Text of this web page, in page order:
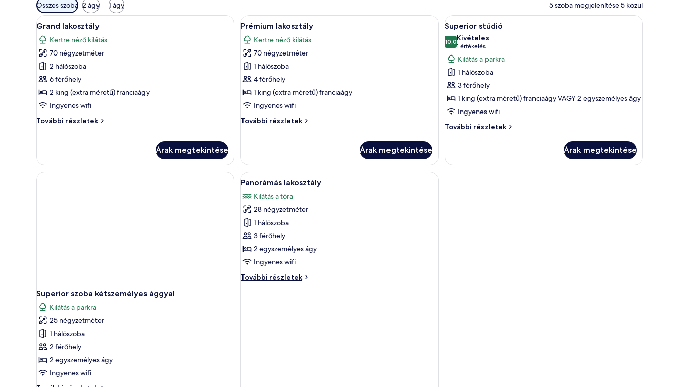
rendelkezésre
álló
szűrők
Összes szoba 2 ágy 1 ágy 5 szoba megjelenítése 5 közül
A
következő
szoba
összes
képének
megtekintése:
Grand
lakosztály
Egy modern nappali, amelyben van egy kanapé, egy dohányasztal és egy étkezőasztal. A falra van szerelve egy televízió, az asztalon pedig egy laptop található.
8
Grand lakosztály
Kertre néző kilátás
70 négyzetméter
2 hálószoba
6 férőhely
2 king (extra méretű) franciaágy
Ingyenes wifi
További részletek
Grand
Árak megtekintése
A
következő
szoba
összes
képének
megtekintése:
Prémium
lakosztály
Egy modern szállodai szoba, amelyben egy nagy ágy, a falra szerelt televízió és egy tolóajtós üvegportál
14
Prémium lakosztály
Kertre néző kilátás
70 négyzetméter
1 hálószoba
4 férőhely
1 king (extra méretű) franciaágy
Ingyenes wifi
További részletek
Prémium
Árak megtekintése
A
következő
szoba
összes
képének
megtekintése:
Superior
stúdió
Egy modern hálószoba, amelyben egy
6
Superior stúdió
10,010-ből 10,0
Kivételes
1 értékelés
(1
értékelés)
Kilátás a parkra
1 hálószoba
3 férőhely
1 king (extra méretű) franciaágy VAGY 2 egyszemélyes ágy
Ingyenes wifi
További részletek
Superior
Árak megtekintése
Superior szoba kétszemélyes ággyal
Kilátás a parkra
25 négyzetméter
1 hálószoba
2 férőhely
2 egyszemélyes ágy
Ingyenes wifi
A
következő
szoba
összes
képének
megtekintése:
Panorámás
lakosztály
Egy modern szállodai szoba, amelyben egy nagy ágy, két éjjeliszekrény, kilátás a szabadba, valamint egy díszes,
5
Panorámás lakosztály
Kilátás a tóra
28 négyzetméter
1 hálószoba
3 férőhely
2 egyszemélyes ágy
Ingyenes wifi
További részletek
Panorámás